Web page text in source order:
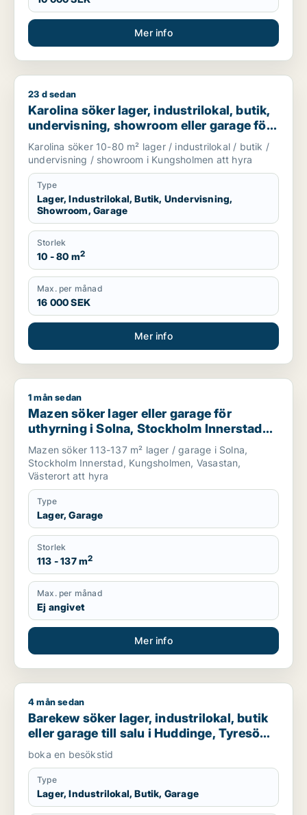
Mer info
Karolina söker lager, industrilokal, butik, undervisning,
23 d sedan
Karolina söker lager, industrilokal, butik,
undervisning, showroom eller garage för
uthyrning i Kungsholmen
Karolina söker 10-80 m² lager / industrilokal / butik /
undervisning / showroom i Kungsholmen att hyra
Type
Lager, Industrilokal, Butik, Undervisning,
Showroom, Garage
Storlek
10 - 80 m2
Max. per månad
16 000 SEK
Mer info
Mazen söker lager eller garage för uthyrning i Solna,
1 mån sedan
Mazen söker lager eller garage för
uthyrning i Solna, Stockholm Innerstad
eller Kungsholmen m.fl.
Mazen söker 113-137 m² lager / garage i Solna,
Stockholm Innerstad, Kungsholmen, Vasastan,
Västerort att hyra
Type
Lager, Garage
Storlek
113 - 137 m2
Max. per månad
Ej angivet
Mer info
Barekew söker lager, industrilokal, butik eller garage till
4 mån sedan
Barekew söker lager, industrilokal, butik
eller garage till salu i Huddinge, Tyresö
eller Nacka m.fl.
boka en besökstid
Type
Lager, Industrilokal, Butik, Garage